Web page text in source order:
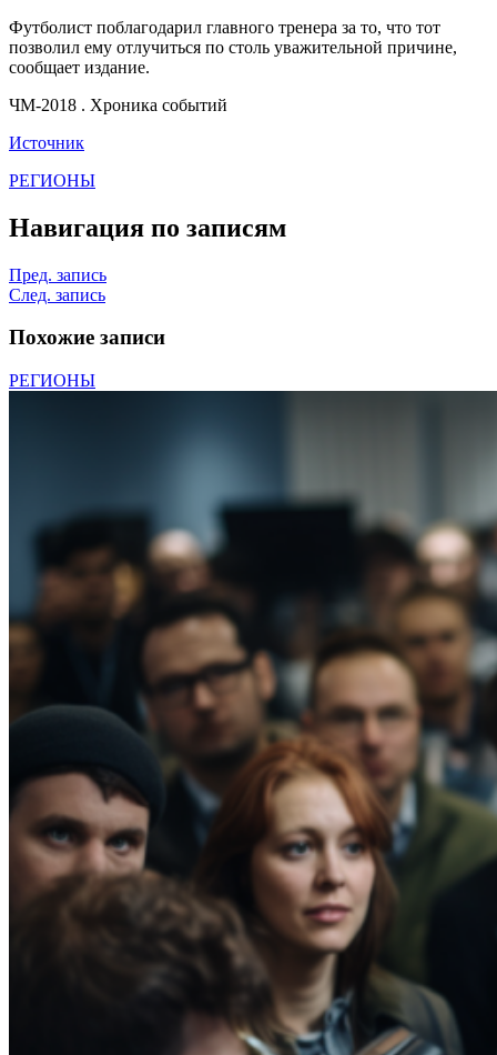
Футболист поблагодарил главного тренера за то, что тот
позволил ему отлучиться по столь уважительной причине,
сообщает издание.
ЧМ-2018 . Хроника событий
Источник
РЕГИОНЫ
Навигация по записям
Пред. запись
След. запись
Похожие записи
РЕГИОНЫ